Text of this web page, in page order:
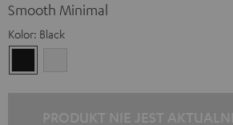
Smooth Minimal
Kolor: Black